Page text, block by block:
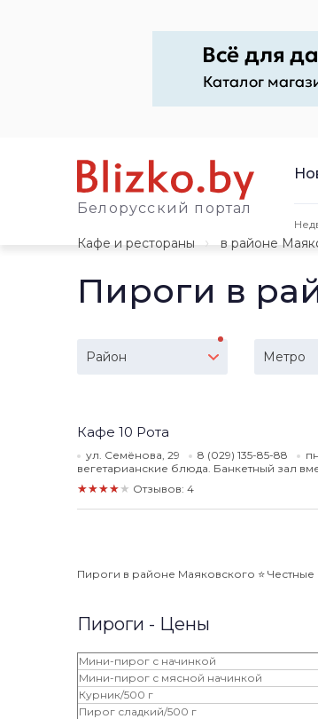
Белорусский портал
Кафе и рестораны
в районе
Пироги в
Район Метро
Кафе 10 Рота
ул. Семёнова, 29 8 (029) 135-85-88
вегетарианские блюда. Банкетный зал
★★★★★ Отзывов: 4
Пироги в районе Маяковского ⭐️
Пироги - Цены
Мини-пирог с начинкой
Мини-пирог с мясной начинкой
Курник/500 г
Пирог сладкий/500 г